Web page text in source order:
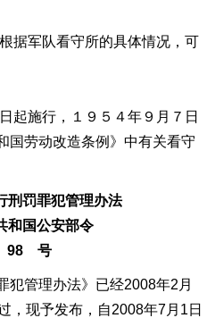
据军队看守所的具体情况，可
起施行，１９５４年９月７日
国劳动改造条例》中有关看守
刑罚罪犯管理办法
和国公安部令
98 号
管理办法》已经2008年2月
，现予发布，自2008年7月1日